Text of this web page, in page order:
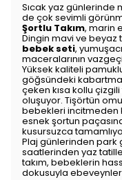
Sıcak yaz günlerinde
de çok sevimli
Şortlu Takım, marin
Dingin mavi ve beyaz
bebek seti,
maceralarının
Yüksek kaliteli
göğsündeki
çeken kısa kollu
oluşuyor. Tişörtün
bebekleri incitmeden
esnek şortun
kusursuzca
Plaj günlerinden park
saatlerinden yaz
takım, bebeklerin
dokusuyla